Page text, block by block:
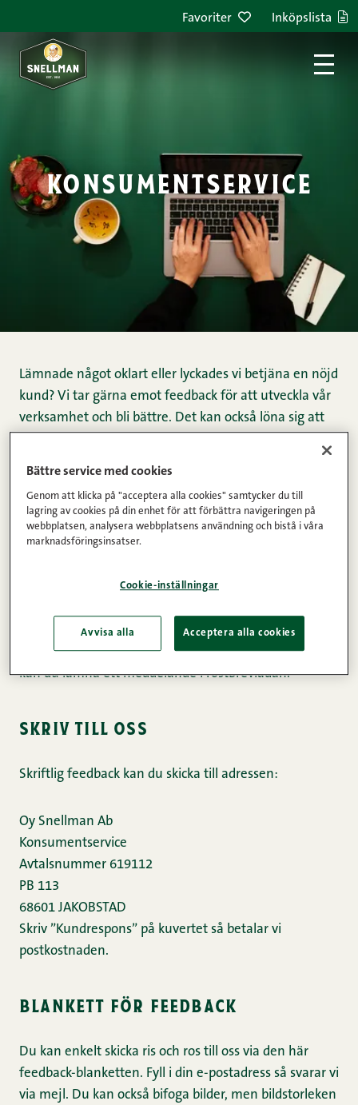
Favoriter Inköpslista
konsumentservice
Lämnade något oklart eller lyckades vi betjäna en nöjd
kund? Vi tar gärna emot feedback för att utveckla vår
verksamhet och bli bättre. Det kan också löna sig att
Bekanta dig med våraprinciper för dataskydd.
067866 (lsa).
Vi svarar måndag till fredag klockan 9–12. Övriga tider
kan du lämna ett meddelande i röstbrevlådan.
skriv till oss
Skriftlig feedback kan du skicka till adressen:
Oy Snellman Ab
Konsumentservice
Avtalsnummer 619112
PB 113
68601 JAKOBSTAD
Skriv ”Kundrespons” på kuvertet så betalar vi
postkostnaden.
blankett för feedback
Du kan enkelt skicka ris och ros till oss via den här
feedback-blanketten. Fyll i din e-postadress så svarar vi
via mejl. Du kan också bifoga bilder, men bildstorleken
Bättre service med cookies
Genom att klicka på "acceptera alla cookies" samtycker du till
lagring av cookies på din enhet för att förbättra navigeringen på
webbplatsen, analysera webbplatsens användning och bistå i våra
marknadsföringsinsatser.
Cookie-inställningar
Avvisa alla Acceptera alla cookies